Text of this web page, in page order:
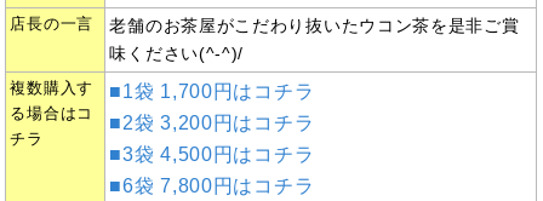
店長の一言
老舗のお茶屋がこだわり抜いたウコン茶を是非ご賞
味ください(^-^)/
複数購入す
る場合はコ
チラ
■1袋 1,700円はコチラ
■2袋 3,200円はコチラ
■3袋 4,500円はコチラ
■6袋 7,800円はコチラ